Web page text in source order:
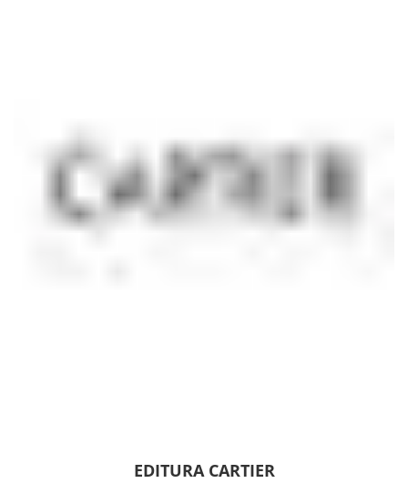
EDITURA CARTIER